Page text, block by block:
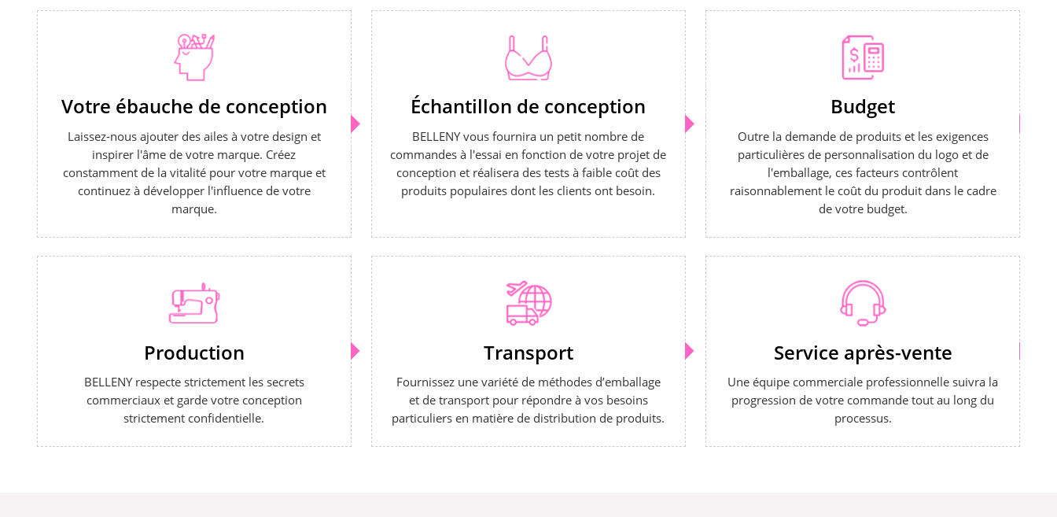
Votre ébauche de conception
Laissez-nous ajouter des ailes à votre design et
inspirer l'âme de votre marque. Créez
constamment de la vitalité pour votre marque et
continuez à développer l'influence de votre
marque.
Échantillon de conception
BELLENY vous fournira un petit nombre de
commandes à l'essai en fonction de votre projet de
conception et réalisera des tests à faible coût des
produits populaires dont les clients ont besoin.
Budget
Outre la demande de produits et les exigences
particulières de personnalisation du logo et de
l'emballage, ces facteurs contrôlent
raisonnablement le coût du produit dans le cadre
de votre budget.
Production
BELLENY respecte strictement les secrets
commerciaux et garde votre conception
strictement confidentielle.
Transport
Fournissez une variété de méthodes d’emballage
et de transport pour répondre à vos besoins
particuliers en matière de distribution de produits.
Service après-vente
Une équipe commerciale professionnelle suivra la
progression de votre commande tout au long du
processus.